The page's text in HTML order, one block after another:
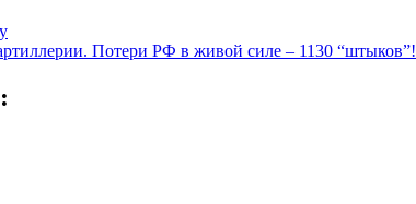
Потери РФ в живой силе – 1130 “штыков”!
: